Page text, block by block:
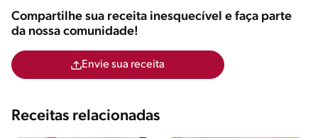
Compartilhe sua receita inesquecível e faça parte
da nossa comunidade!
Envie sua receita
Receitas relacionadas